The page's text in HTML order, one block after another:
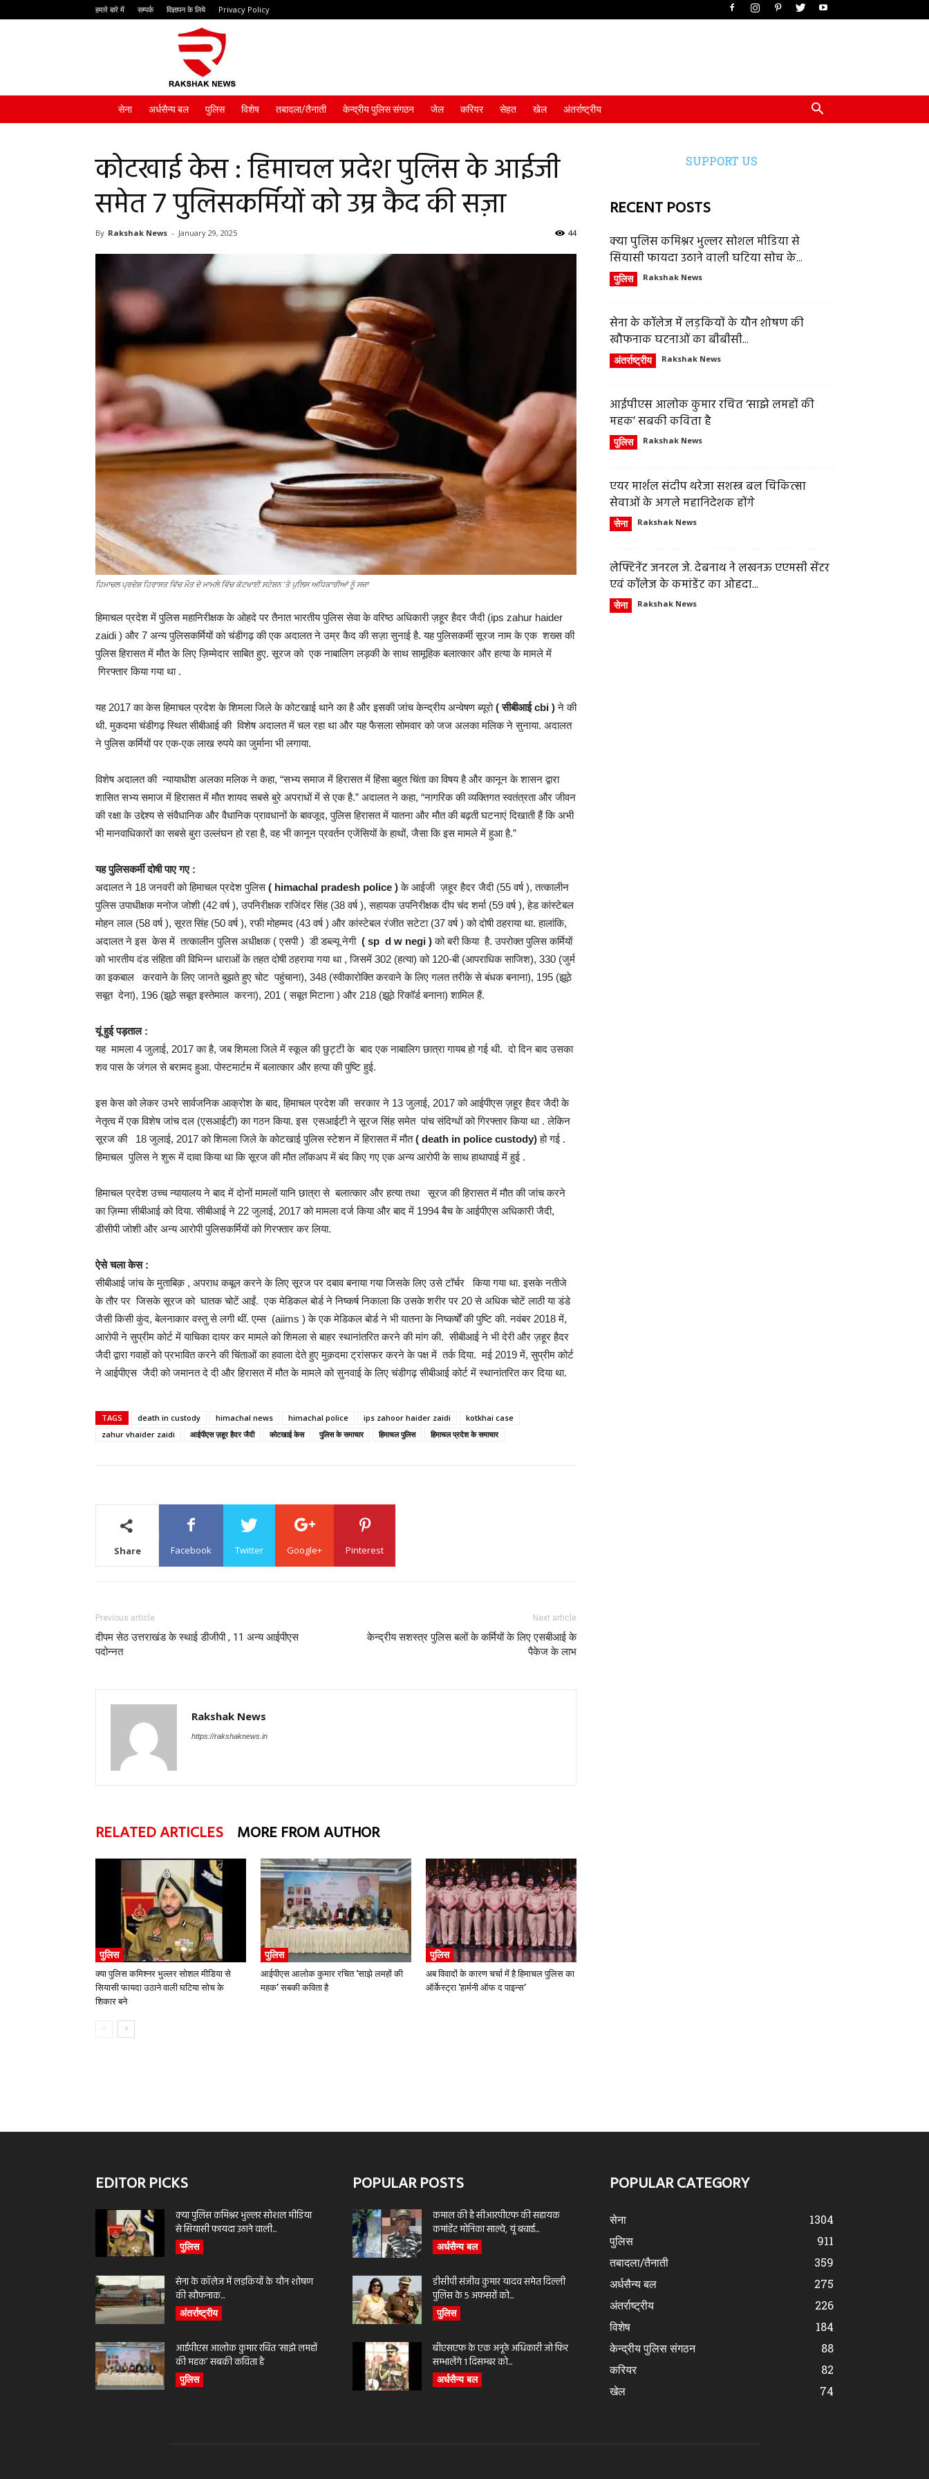
हमारे बारे में सम्पर्क विज्ञापन के लिये Privacy Policy
सेना अर्धसैन्य बल पुलिस विशेष तबादला/तैनाती केन्द्रीय पुलिस संगठन जेल करियर सेहत खेल अंतर्राष्ट्रीय
कोटखाई केस : हिमाचल प्रदेश पुलिस के आईजी
समेत 7 पुलिसकर्मियों को उम्र कैद की सज़ा
By Rakshak News - January 29, 2025 44
ਹਿਮਾਚਲ ਪ੍ਰਦੇਸ਼ ਹਿਰਾਸਤ ਵਿੱਚ ਮੌਤ ਦੇ ਮਾਮਲੇ ਵਿੱਚ ਕੋਟਖਾਈ ਸਟੇਸ਼ਨ 'ਤੇ ਪੁਲਿਸ ਅਧਿਕਾਰੀਆਂ ਨੂੰ ਸਜ਼ਾ
हिमाचल प्रदेश में पुलिस महानिरीक्षक के ओहदे पर तैनात भारतीय पुलिस सेवा के वरिष्ठ अधिकारी ज़हूर हैदर जैदी (ips zahur haider
zaidi ) और 7 अन्य पुलिसकर्मियों को चंडीगढ़ की एक अदालत ने उम्र कैद की सज़ा सुनाई है. यह पुलिसकर्मी सूरज नाम के एक शख्स की
पुलिस हिरासत में मौत के लिए ज़िम्मेदार साबित हुए. सूरज को एक नाबालिग लड़की के साथ सामूहिक बलात्कार और हत्या के मामले में
गिरफ्तार किया गया था .
यह 2017 का केस हिमाचल प्रदेश के शिमला जिले के कोटखाई थाने का है और इसकी जांच केन्द्रीय अन्वेषण ब्यूरो( सीबीआई cbi )ने की
थी. मुकदमा चंडीगढ़ स्थित सीबीआई की विशेष अदालत में चल रहा था और यह फैसला सोमवार को जज अलका मलिक ने सुनाया. अदालत
ने पुलिस कर्मियों पर एक-एक लाख रुपये का जुर्माना भी लगाया.
विशेष अदालत की न्यायाधीश अलका मलिक ने कहा, “सभ्य समाज में हिरासत में हिंसा बहुत चिंता का विषय है और कानून के शासन द्वारा
शासित सभ्य समाज में हिरासत में मौत शायद सबसे बुरे अपराधों में से एक है.” अदालत ने कहा, “नागरिक की व्यक्तिगत स्वतंत्रता और जीवन
की रक्षा के उद्देश्य से संवैधानिक और वैधानिक प्रावधानों के बावजूद, पुलिस हिरासत में यातना और मौत की बढ़ती घटनाएं दिखाती हैं कि अभी
भी मानवाधिकारों का सबसे बुरा उल्लंघन हो रहा है, वह भी कानून प्रवर्तन एजेंसियों के हाथों, जैसा कि इस मामले में हुआ है.”
यह पुलिसकर्मी दोषी पाए गए :
अदालत ने 18 जनवरी को हिमाचल प्रदेश पुलिस( himachal pradesh police )के आईजी ज़हूर हैदर जैदी (55 वर्ष ), तत्कालीन
पुलिस उपाधीक्षक मनोज जोशी (42 वर्ष ), उपनिरीक्षक राजिंदर सिंह (38 वर्ष ), सहायक उपनिरीक्षक दीप चंद शर्मा (59 वर्ष ), हेड कांस्टेबल
मोहन लाल (58 वर्ष ), सूरत सिंह (50 वर्ष ), रफी मोहम्मद (43 वर्ष ) और कांस्टेबल रंजीत सटेटा (37 वर्ष ) को दोषी ठहराया था. हालांकि,
अदालत ने इस केस में तत्कालीन पुलिस अधीक्षक ( एसपी ) डी डब्ल्यू नेगी ( sp d w negi )को बरी किया है. उपरोक्त पुलिस कर्मियों
को भारतीय दंड संहिता की विभिन्न धाराओं के तहत दोषी ठहराया गया था , जिसमें 302 (हत्या) को 120-बी (आपराधिक साजिश), 330 (जुर्म
का इकबाल करवाने के लिए जानते बुझते हुए चोट पहुंचाना), 348 (स्वीकारोक्ति करवाने के लिए गलत तरीके से बंधक बनाना), 195 (झूठे
सबूत देना), 196 (झूठे सबूत इस्तेमाल करना), 201 ( सबूत मिटाना ) और 218 (झूठे रिकॉर्ड बनाना) शामिल हैं.
यूं हुई पड़ताल :
यह मामला 4 जुलाई, 2017 का है, जब शिमला जिले में स्कूल की छुट्टी के बाद एक नाबालिग छात्रा गायब हो गई थी. दो दिन बाद उसका
शव पास के जंगल से बरामद हुआ. पोस्टमार्टम में बलात्कार और हत्या की पुष्टि हुई.
इस केस को लेकर उभरे सार्वजनिक आक्रोश के बाद, हिमाचल प्रदेश की सरकार ने 13 जुलाई, 2017 को आईपीएस ज़हूर हैदर जैदी के
नेतृत्व में एक विशेष जांच दल (एसआईटी) का गठन किया. इस एसआईटी ने सूरज सिंह समेत पांच संदिग्धों को गिरफ्तार किया था . लेकिन
सूरज की 18 जुलाई, 2017 को शिमला जिले के कोटखाई पुलिस स्टेशन में हिरासत में मौत( death in police custody)हो गई .
हिमाचल पुलिस ने शुरू में दावा किया था कि सूरज की मौत लॉकअप में बंद किए गए एक अन्य आरोपी के साथ हाथापाई में हुई .
हिमाचल प्रदेश उच्च न्यायालय ने बाद में दोनों मामलों यानि छात्रा से बलात्कार और हत्या तथा सूरज की हिरासत में मौत की जांच करने
का ज़िम्मा सीबीआई को दिया. सीबीआई ने 22 जुलाई, 2017 को मामला दर्ज किया और बाद में 1994 बैच के आईपीएस अधिकारी जैदी,
डीसीपी जोशी और अन्य आरोपी पुलिसकर्मियों को गिरफ्तार कर लिया.
ऐसे चला केस :
सीबीआई जांच के मुताबिक़ , अपराध कबूल करने के लिए सूरज पर दबाव बनाया गया जिसके लिए उसे टॉर्चर किया गया था. इसके नतीजे
के तौर पर जिसके सूरज को घातक चोटें आईं. एक मेडिकल बोर्ड ने निष्कर्ष निकाला कि उसके शरीर पर 20 से अधिक चोटें लाठी या डंडे
जैसी किसी कुंद, बेलनाकार वस्तु से लगी थीं. एम्स (aiims ) के एक मेडिकल बोर्ड ने भी यातना के निष्कर्षों की पुष्टि की. नवंबर 2018 में,
आरोपी ने सुप्रीम कोर्ट में याचिका दायर कर मामले को शिमला से बाहर स्थानांतरित करने की मांग की. सीबीआई ने भी देरी और ज़हूर हैदर
जैदी द्वारा गवाहों को प्रभावित करने की चिंताओं का हवाला देते हुए मुक़दमा ट्रांसफर करने के पक्ष में तर्क दिया. मई 2019 में, सुप्रीम कोर्ट
ने आईपीएस जैदी को जमानत दे दी और हिरासत में मौत के मामले को सुनवाई के लिए चंडीगढ़ सीबीआई कोर्ट में स्थानांतरित कर दिया था.
TAGS death in custody himachal news himachal police ips zahoor haider zaidi
kotkhai case
zahur vhaider zaidi
आईपीएस ज़हूर हैदर जैदी कोटखाई केस पुलिस के समाचार हिमाचल पुलिस हिमाचल प्रदेश के समाचार
Share Facebook Twitter Google+ Pinterest
Previous article
दीपम सेठ उत्तराखंड के स्थाई डीजीपी , 11 अन्य आईपीएस
पदोन्नत
Next article
केन्द्रीय सशस्त्र पुलिस बलों के कर्मियों के लिए एसबीआई के
पैकेज के लाभ
Rakshak News
https://rakshaknews.in
RELATED ARTICLES MORE FROM AUTHOR
पुलिस
क्या पुलिस कमिश्नर भुल्लर सोशल मीडिया से
सियासी फायदा उठाने वाली घटिया सोच के
शिकार बने
पुलिस
आईपीएस आलोक कुमार रचित ‘साझे लमहों की
महक’ सबकी कविता है
पुलिस
अब विवादों के कारण चर्चा में है हिमाचल पुलिस का
ऑर्केस्ट्रा ‘हार्मनी ऑफ द पाइन्स’
SUPPORT US
RECENT POSTS
क्या पुलिस कमिश्नर भुल्लर सोशल मीडिया से
सियासी फायदा उठाने वाली घटिया सोच के...
पुलिस Rakshak News
सेना के कॉलेज में लड़कियों के यौन शोषण की
खौफनाक घटनाओं का बीबीसी...
अंतर्राष्ट्रीय Rakshak News
आईपीएस आलोक कुमार रचित ‘साझे लमहों की
महक’ सबकी कविता है
पुलिस Rakshak News
एयर मार्शल संदीप थरेजा सशस्त्र बल चिकित्सा
सेवाओं के अगले महानिदेशक होंगे
सेना Rakshak News
लेफ्टिनेंट जनरल जे. देबनाथ ने लखनऊ एएमसी सेंटर
एवं कॉलेज के कमांडेंट का ओहदा...
सेना Rakshak News
EDITOR PICKS
क्या पुलिस कमिश्नर भुल्लर सोशल मीडिया
से सियासी फायदा उठाने वाली...
पुलिस
सेना के कॉलेज में लड़कियों के यौन शोषण
की खौफनाक...
अंतर्राष्ट्रीय
आईपीएस आलोक कुमार रचित ‘साझे लमहों
की महक’ सबकी कविता है
पुलिस
POPULAR POSTS
कमाल की है सीआरपीएफ की सहायक
कमांडेंट मोनिका साल्वे, यूं बचाई...
अर्धसैन्य बल
डीसीपी संजीव कुमार यादव समेत दिल्ली
पुलिस के 5 अफसरों को...
पुलिस
बीएसएफ के एक अनूठे अधिकारी जो फिर
सम्भालेंगे 1 दिसम्बर को...
अर्धसैन्य बल
POPULAR CATEGORY
सेना
1304
पुलिस
911
तबादला/तैनाती
359
अर्धसैन्य बल
275
अंतर्राष्ट्रीय
226
विशेष
184
केन्द्रीय पुलिस संगठन
88
करियर
82
खेल
74